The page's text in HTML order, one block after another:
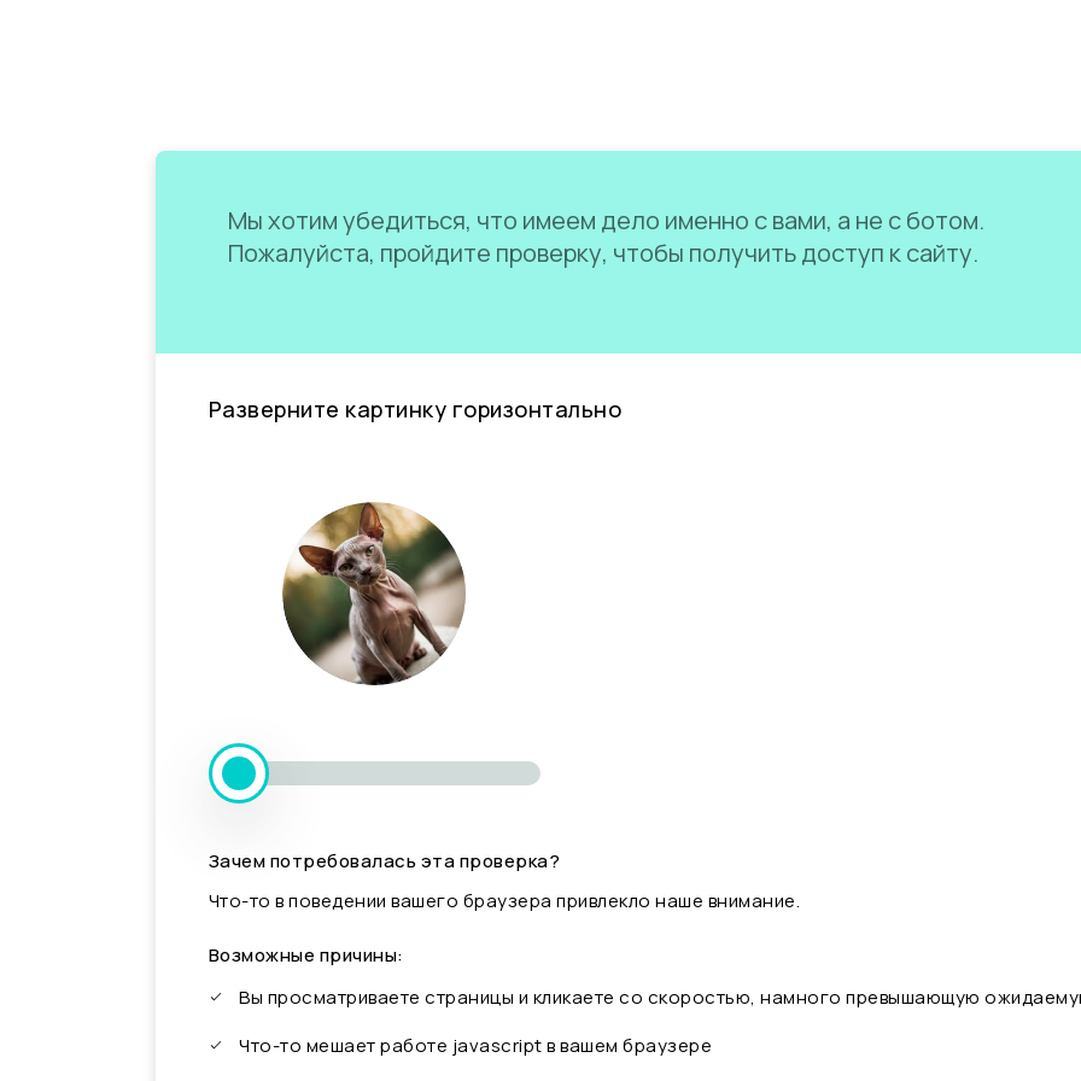
Мы хотим убедиться, что имеем дело именно с вами, а не с ботом.
Пожалуйста, пройдите проверку, чтобы получить доступ к сайту.
Разверните картинку горизонтально
Зачем потребовалась эта проверка?
Что-то в поведении вашего браузера привлекло наше внимание.
Возможные причины:
Вы просматриваете страницы и кликаете со скоростью, намного превышающую
Что-то мешает работе javascript в вашем браузере